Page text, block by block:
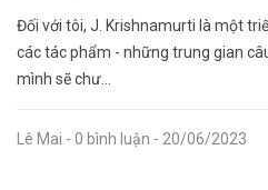
Đối với tôi, J. Krishnamurti là một
các tác phẩm - những trung gian
mình sẽ chư...
Lê Mai - 0 bình luận - 20/06/2023